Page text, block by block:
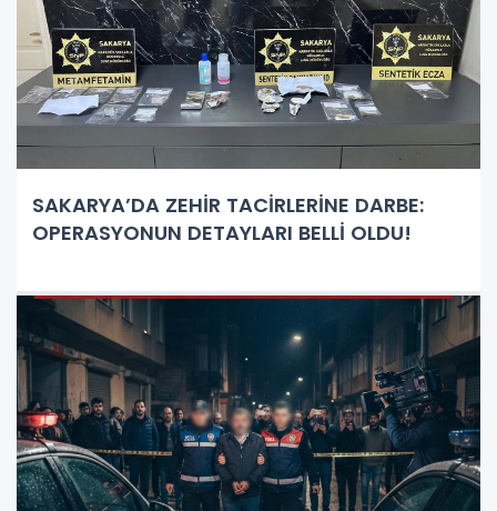
SAKARYA’DA ZEHİR TACİRLERİNE DARBE:
OPERASYONUN DETAYLARI BELLİ OLDU!